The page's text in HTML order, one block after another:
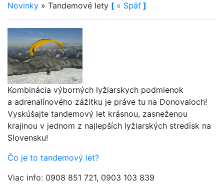
Novinky » Tandemové lety [ « Späť ]
Kombinácia výborných lyžiarskych podmienok
a adrenalínového zážitku je práve tu na Donovaloch!
Vyskúšajte tandemový let krásnou, zasneženou
krajinou v jednom z najlepších lyžiarských stredísk na
Slovensku!
Čo je to tandemový let?
Viac info: 0908 851 721, 0903 103 839